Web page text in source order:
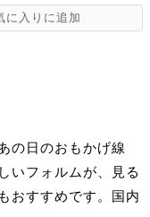
の日のおもかげ線
いフォルムが、見る
おすすめです。国内